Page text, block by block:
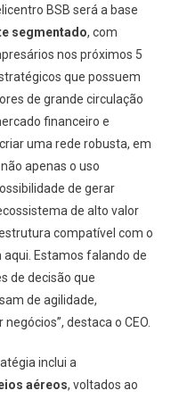
BSB será a base
segmentado, com
nos próximos 5
que possuem
de grande circulação
financeiro e
uma rede robusta, em
apenas o uso
de gerar
de alto valor
compatível com o
Estamos falando de
de decisão que
de agilidade,
destaca o CEO.
inclui a
aéreos, voltados ao